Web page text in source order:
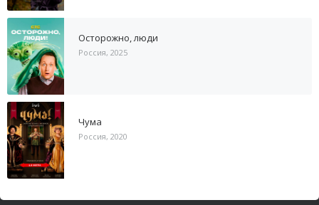
Осторожно, люди
Россия, 2025
Чума
Россия, 2020